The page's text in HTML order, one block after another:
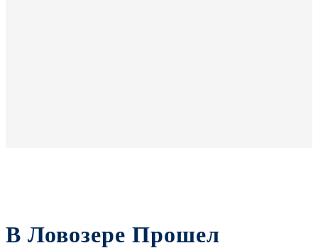
В Ловозере Прошел